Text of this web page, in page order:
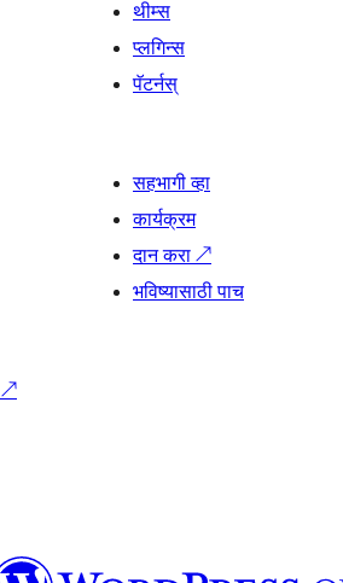
थीम्स
प्लगिन्स
पॅटर्नस्
सहभागी व्हा
कार्यक्रम
दान करा ↗
भविष्यासाठी पाच
↗